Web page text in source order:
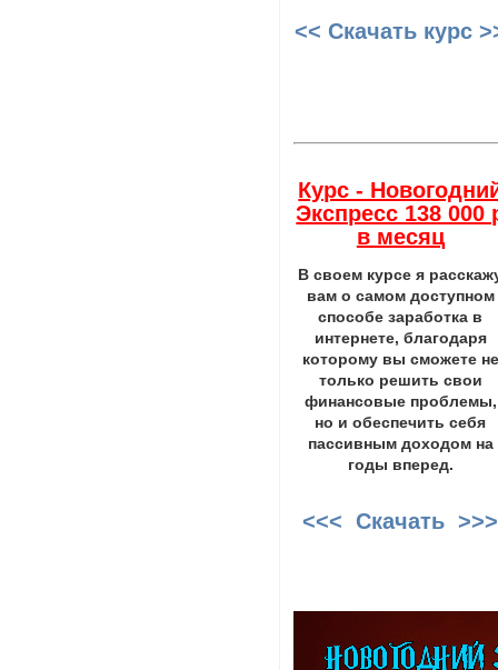
<< Скачать курс
Курс -
Экспресс 138 000
в месяц
В своем курсе я
вам о самом доступном
способе заработка в
интернете, благодаря
которому вы сможете не
только решить свои
финансовые проблемы,
но и обеспечить себя
пассивным доходом на
годы вперед.
<<< Скачать >>>